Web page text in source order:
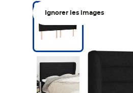
Ignorer les images